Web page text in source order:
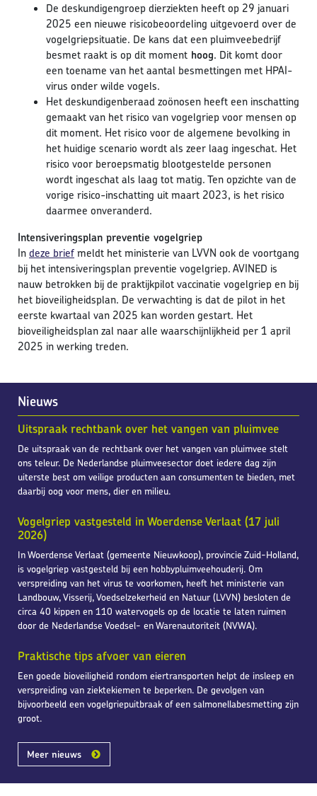
Nieuws
Uitspraak rechtbank over het vangen van pluimvee
De uitspraak van de rechtbank over het vangen van pluimvee stelt
ons teleur. De Nederlandse pluimveesector doet iedere dag zijn
uiterste best om veilige producten aan consumenten te bieden, met
daarbij oog voor mens, dier en milieu.
Vogelgriep vastgesteld in Woerdense Verlaat (17 juli
2026)
In Woerdense Verlaat (gemeente Nieuwkoop), provincie Zuid-Holland,
is vogelgriep vastgesteld bij een hobbypluimveehouderij. Om
verspreiding van het virus te voorkomen, heeft het ministerie van
Landbouw, Visserij, Voedselzekerheid en Natuur (LVVN) besloten de
circa 40 kippen en 110 watervogels op de locatie te laten ruimen
door de Nederlandse Voedsel- en Warenautoriteit (NVWA).
Praktische tips afvoer van eieren
Een goede bioveiligheid rondom eiertransporten helpt de insleep en
verspreiding van ziektekiemen te beperken. De gevolgen van
bijvoorbeeld een vogelgriepuitbraak of een salmonellabesmetting zijn
groot.
Meer nieuws
De deskundigengroep dierziekten heeft op 29 januari
2025 een nieuwe risicobeoordeling uitgevoerd over de
vogelgriepsituatie. De kans dat een pluimveebedrijf
besmet raakt is op dit moment hoog. Dit komt door
een toename van het aantal besmettingen met HPAI-
virus onder wilde vogels.
Het deskundigenberaad zoönosen heeft een inschatting
gemaakt van het risico van vogelgriep voor mensen op
dit moment. Het risico voor de algemene bevolking in
het huidige scenario wordt als zeer laag ingeschat. Het
risico voor beroepsmatig blootgestelde personen
wordt ingeschat als laag tot matig. Ten opzichte van de
vorige risico-inschatting uit maart 2023, is het risico
daarmee onveranderd.
Intensiveringsplan preventie vogelgriep
Indeze briefmeldt het ministerie van LVVN ook de voortgang
bij het intensiveringsplan preventie vogelgriep. AVINED is
nauw betrokken bij de praktijkpilot vaccinatie vogelgriep en bij
het bioveiligheidsplan. De verwachting is dat de pilot in het
eerste kwartaal van 2025 kan worden gestart. Het
bioveiligheidsplan zal naar alle waarschijnlijkheid per 1 april
2025 in werking treden.